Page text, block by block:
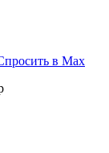
в Max